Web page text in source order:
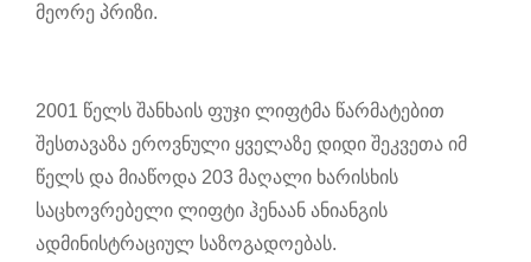
მეორე პრიზი.
2001 წელს შანხაის ფუჯი ლიფტმა წარმატებით
შესთავაზა ეროვნული ყველაზე დიდი შეკვეთა იმ
წელს და მიაწოდა 203 მაღალი ხარისხის
საცხოვრებელი ლიფტი ჰენაან ანიანგის
ადმინისტრაციულ საზოგადოებას.